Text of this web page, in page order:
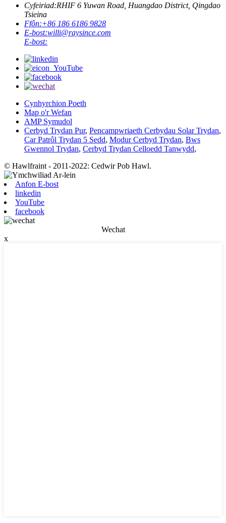
Cyfeiriad:RHIF 6 Yuwan Road, Huangdao District, Qingdao
Tsieina
Ffôn:+86 186 6186 9828
E-bost:willi@raysince.com
E-bost:
Cynhyrchion Poeth
Map o'r Wefan
AMP Symudol
Cerbyd Trydan Pur, Pencampwriaeth Cerbydau Solar Trydan,
Car Patrôl Trydan 5 Sedd, Modur Cerbyd Trydan, Bws
Gwennol Trydan, Cerbyd Trydan Celloedd Tanwydd,
© Hawlfraint - 2011-2022: Cedwir Pob Hawl.
Anfon E-bost
linkedin
YouTube
facebook
Wechat
x